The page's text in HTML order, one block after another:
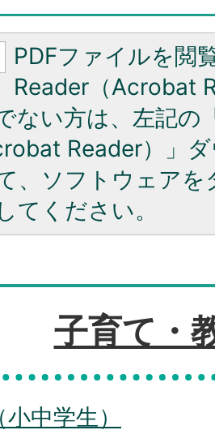
PDFファイルを閲
Reader（Acrobat
ない方は、左記の
Reader）」
、ソフトウェア
てください。
子育て・
中学生）